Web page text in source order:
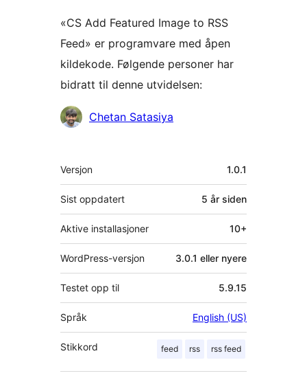
«CS Add Featured Image to RSS
Feed» er programvare med åpen
kildekode. Følgende personer har
bidratt til denne utvidelsen:
Bidragsytere
Chetan Satasiya
Meta
Versjon 1.0.1
Sist oppdatert 5 år siden
Aktive installasjoner 10+
WordPress-versjon 3.0.1 eller nyere
Testet opp til 5.9.15
Språk English (US)
Stikkord feed rss rss feed